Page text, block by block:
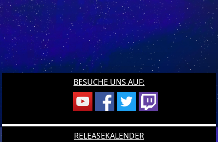
BESUCHE UNS AUF:
RELEASEKALENDER